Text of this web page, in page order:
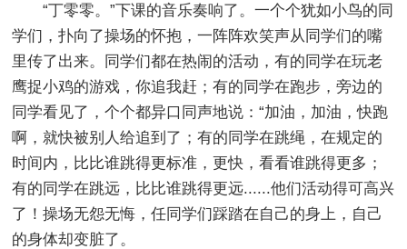
“丁零零。”下课的音乐奏响了。一个个犹如小鸟的同
学们，扑向了操场的怀抱，一阵阵欢笑声从同学们的嘴
里传了出来。同学们都在热闹的活动，有的同学在玩老
鹰捉小鸡的游戏，你追我赶；有的同学在跑步，旁边的
同学看见了，个个都异口同声地说：“加油，加油，快跑
啊，就快被别人给追到了；有的同学在跳绳，在规定的
时间内，比比谁跳得更标准，更快，看看谁跳得更多；
有的同学在跳远，比比谁跳得更远......他们活动得可高兴
了！操场无怨无悔，任同学们踩踏在自己的身上，自己
的身体却变脏了。